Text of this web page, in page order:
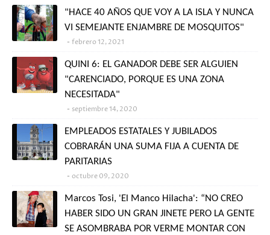
"HACE 40 AÑOS QUE VOY A LA ISLA Y NUNCA
VI SEMEJANTE ENJAMBRE DE MOSQUITOS"
febrero 12, 2021
QUINI 6: EL GANADOR DEBE SER ALGUIEN
"CARENCIADO, PORQUE ES UNA ZONA
NECESITADA"
septiembre 14, 2020
EMPLEADOS ESTATALES Y JUBILADOS
COBRARÁN UNA SUMA FIJA A CUENTA DE
PARITARIAS
octubre 09, 2020
Marcos Tosi, 'El Manco Hilacha': “NO CREO
HABER SIDO UN GRAN JINETE PERO LA GENTE
SE ASOMBRABA POR VERME MONTAR CON